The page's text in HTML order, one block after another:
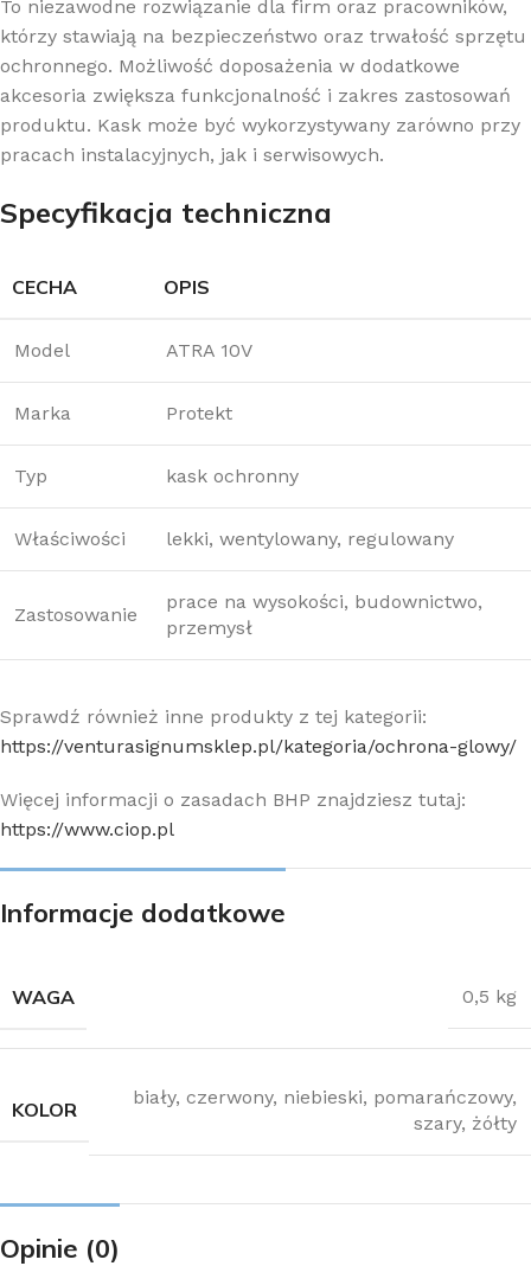
To niezawodne rozwiązanie dla firm oraz pracowników,
którzy stawiają na bezpieczeństwo oraz trwałość sprzętu
ochronnego. Możliwość doposażenia w dodatkowe
akcesoria zwiększa funkcjonalność i zakres zastosowań
produktu. Kask może być wykorzystywany zarówno przy
pracach instalacyjnych, jak i serwisowych.
Specyfikacja techniczna
CECHA OPIS
Model ATRA 10V
Marka Protekt
Typ kask ochronny
Właściwości lekki, wentylowany, regulowany
Zastosowanie
prace na wysokości, budownictwo,
przemysł
Sprawdź również inne produkty z tej kategorii:
https://venturasignumsklep.pl/kategoria/ochrona-glowy/
Więcej informacji o zasadach BHP znajdziesz tutaj:
https://www.ciop.pl
Informacje dodatkowe
WAGA 0,5 kg
KOLOR
biały, czerwony, niebieski, pomarańczowy,
szary, żółty
Opinie (0)